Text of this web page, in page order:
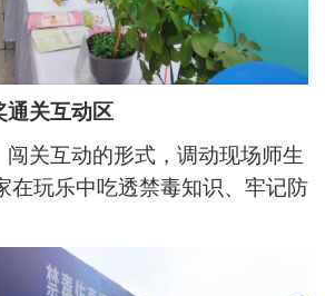
通关互动区
闯关互动的形式，调动现场师生
在玩乐中吃透禁毒知识、牢记防